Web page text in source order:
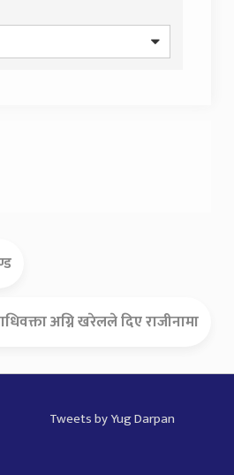
अग्नि खरेलले दिए राजीनामा
Tweets by Yug Darpan